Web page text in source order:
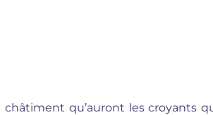
châtiment qu’auront les croyants